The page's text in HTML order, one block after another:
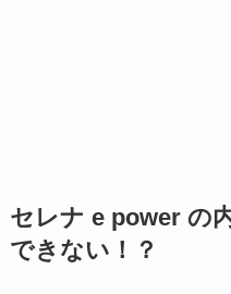
セレナ e power の
できない！？